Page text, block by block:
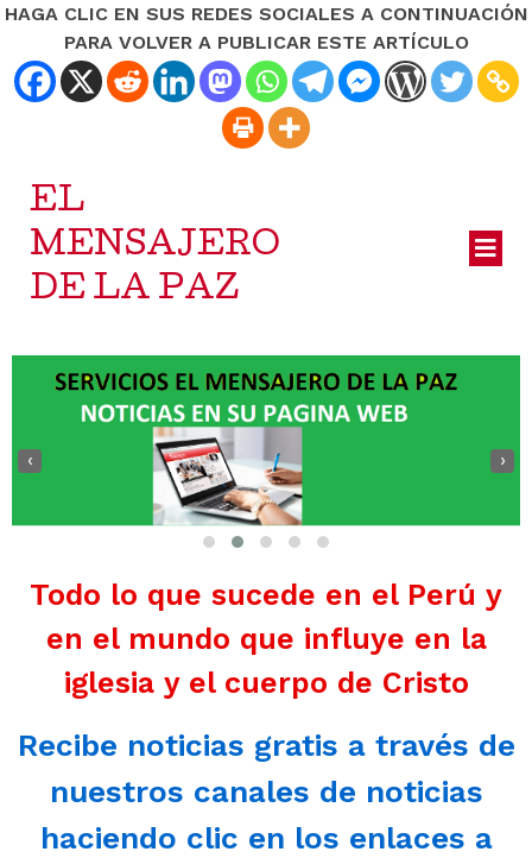
HAGA CLIC EN SUS REDES SOCIALES A CONTINUACIÓN
PARA VOLVER A PUBLICAR ESTE ARTÍCULO
EL
MENSAJERO
DE LA PAZ
‹ ›
Todo lo que sucede en el Perú y
en el mundo que influye en la
iglesia y el cuerpo de Cristo
Recibe noticias gratis a través de
nuestros canales de noticias
haciendo clic en los enlaces a